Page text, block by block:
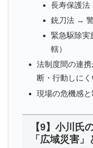
長寿保護
銃刀法 →
緊急駆除
轄）
法制度間の連
断・行動しにく
現場の危機感と
【9】小川氏
「広域災害